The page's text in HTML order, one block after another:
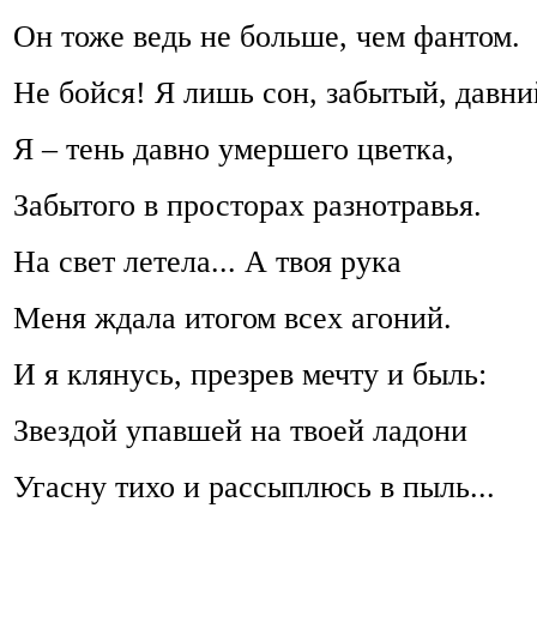
Он тоже ведь не больше, чем фантом.
Не бойся! Я лишь сон, забытый,
Я – тень давно умершего цветка,
Забытого в просторах разнотравья.
На свет летела... А твоя рука
Меня ждала итогом всех агоний.
И я клянусь, презрев мечту и быль:
Звездой упавшей на твоей ладони
Угасну тихо и рассыплюсь в пыль...